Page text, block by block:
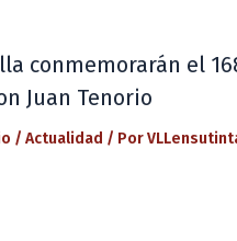
conmemorarán el
Juan Tenorio
/ Actualidad / Por